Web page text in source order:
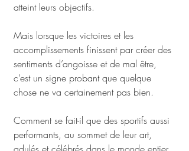
atteint leurs objectifs.
Mais lorsque les victoires et les
accomplissements finissent par créer des
sentiments d’angoisse et de mal être,
c’est un signe probant que quelque
chose ne va certainement pas bien.
Comment se fait-il que des sportifs aussi
performants, au sommet de leur art,